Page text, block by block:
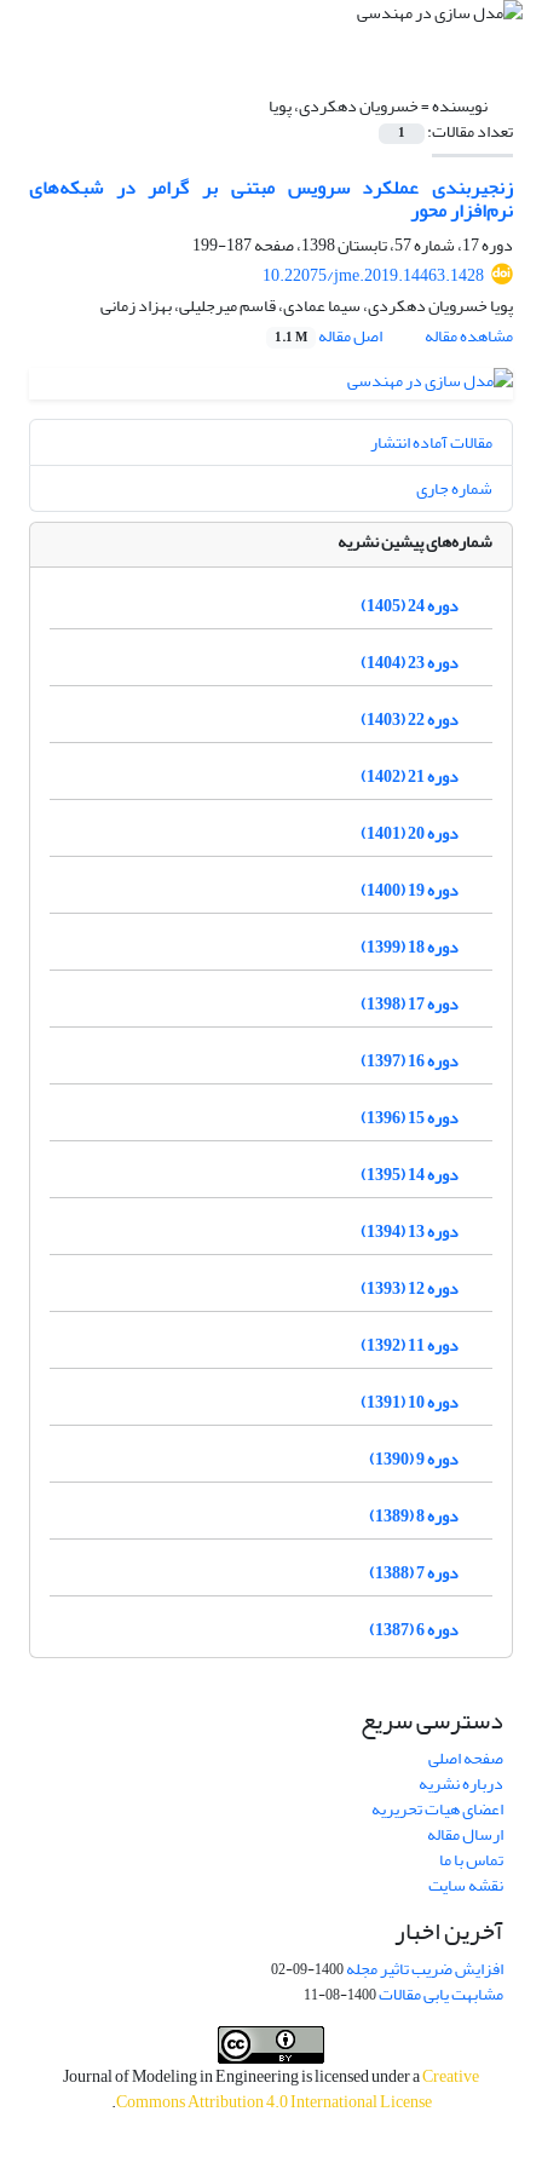
نویسنده =خسرویان دهکردی، پویا
تعداد مقالات: 1
زنجیربندی عملکرد سرویس مبتنی بر گرامر در شبکه‌های
نرم‌افزار محور
دوره 17، شماره 57، تابستان 1398، صفحه
187-199
10.22075/jme.2019.14463.1428
پویا خسرویان دهکردی، سیما عمادی، قاسم میرجلیلی، بهزاد زمانی
مشاهده مقاله
اصل مقاله 1.1 M
مقالات آماده انتشار
شماره جاری
شماره‌های پیشین نشریه
دوره 24 (1405)
دوره 23 (1404)
دوره 22 (1403)
دوره 21 (1402)
دوره 20 (1401)
دوره 19 (1400)
دوره 18 (1399)
دوره 17 (1398)
دوره 16 (1397)
دوره 15 (1396)
دوره 14 (1395)
دوره 13 (1394)
دوره 12 (1393)
دوره 11 (1392)
دوره 10 (1391)
دوره 9 (1390)
دوره 8 (1389)
دوره 7 (1388)
دوره 6 (1387)
دسترسی سریع
صفحه اصلی
درباره نشریه
اعضای هیات تحریریه
ارسال مقاله
تماس با ما
نقشه سایت
آخرین اخبار
افزایش ضریب تاثیر مجله1400-09-02
مشابهت یابی مقالات1400-08-11
Journal of Modeling in Engineering is licensed under aCreative
Commons Attribution 4.0 International License
.